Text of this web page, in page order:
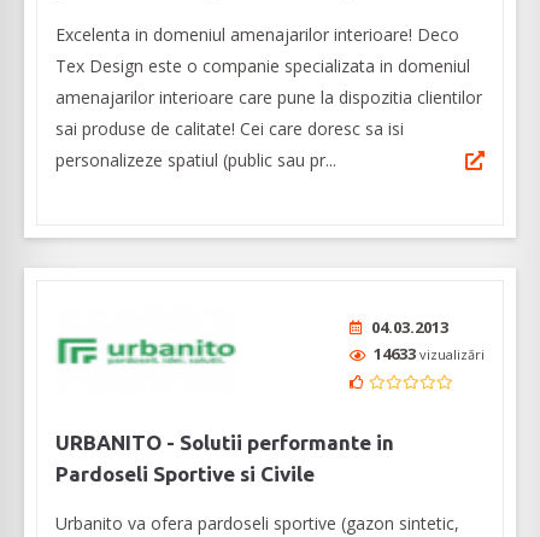
Excelenta in domeniul amenajarilor interioare! Deco
Tex Design este o companie specializata in domeniul
amenajarilor interioare care pune la dispozitia clientilor
sai produse de calitate! Cei care doresc sa isi
personalizeze spatiul (public sau pr...
04.03.2013
14633 vizualizări
URBANITO - Solutii performante in
Pardoseli Sportive si Civile
Urbanito va ofera pardoseli sportive (gazon sintetic,